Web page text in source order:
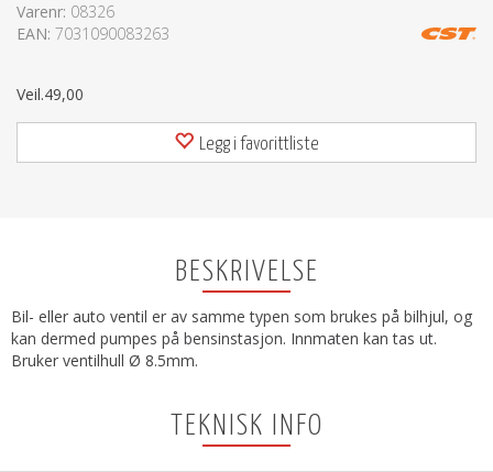
Varenr: 08326
EAN: 7031090083263
Veil.49,00
Legg i favorittliste
BESKRIVELSE
Bil- eller auto ventil er av samme typen som brukes på bilhjul, og
kan dermed pumpes på bensinstasjon. Innmaten kan tas ut.
Bruker ventilhull Ø 8.5mm.
TEKNISK INFO